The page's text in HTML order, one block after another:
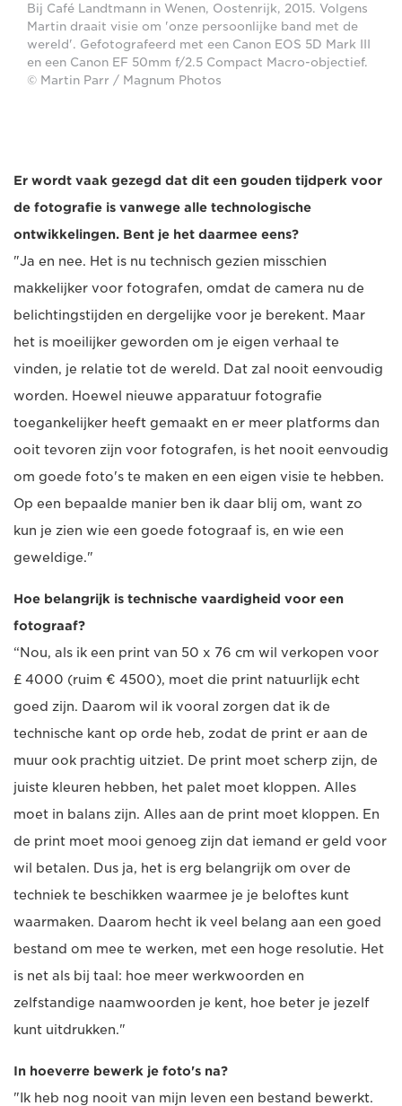
Bij Café Landtmann in Wenen, Oostenrijk, 2015. Volgens
Martin draait visie om 'onze persoonlijke band met de
wereld'. Gefotografeerd met een Canon EOS 5D Mark III
en een Canon EF 50mm f/2.5 Compact Macro-objectief.
© Martin Parr / Magnum Photos
Er wordt vaak gezegd dat dit een gouden tijdperk voor
de fotografie is vanwege alle technologische
ontwikkelingen. Bent je het daarmee eens?
"Ja en nee. Het is nu technisch gezien misschien
makkelijker voor fotografen, omdat de camera nu de
belichtingstijden en dergelijke voor je berekent. Maar
het is moeilijker geworden om je eigen verhaal te
vinden, je relatie tot de wereld. Dat zal nooit eenvoudig
worden. Hoewel nieuwe apparatuur fotografie
toegankelijker heeft gemaakt en er meer platforms dan
ooit tevoren zijn voor fotografen, is het nooit eenvoudig
om goede foto's te maken en een eigen visie te hebben.
Op een bepaalde manier ben ik daar blij om, want zo
kun je zien wie een goede fotograaf is, en wie een
geweldige."
Hoe belangrijk is technische vaardigheid voor een
fotograaf?
“Nou, als ik een print van 50 x 76 cm wil verkopen voor
£ 4000 (ruim € 4500), moet die print natuurlijk echt
goed zijn. Daarom wil ik vooral zorgen dat ik de
technische kant op orde heb, zodat de print er aan de
muur ook prachtig uitziet. De print moet scherp zijn, de
juiste kleuren hebben, het palet moet kloppen. Alles
moet in balans zijn. Alles aan de print moet kloppen. En
de print moet mooi genoeg zijn dat iemand er geld voor
wil betalen. Dus ja, het is erg belangrijk om over de
techniek te beschikken waarmee je je beloftes kunt
waarmaken. Daarom hecht ik veel belang aan een goed
bestand om mee te werken, met een hoge resolutie. Het
is net als bij taal: hoe meer werkwoorden en
zelfstandige naamwoorden je kent, hoe beter je jezelf
kunt uitdrukken."
In hoeverre bewerk je foto's na?
"Ik heb nog nooit van mijn leven een bestand bewerkt.